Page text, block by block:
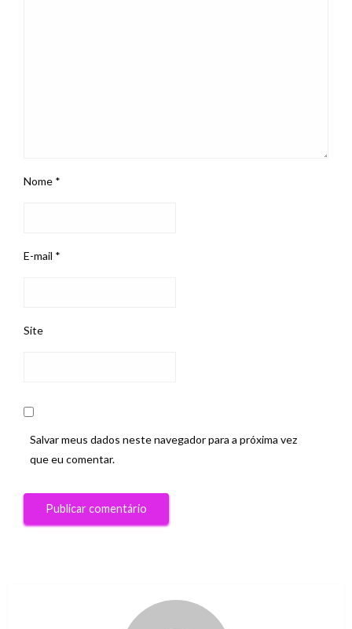
Nome *
E-mail *
Site
Salvar meus dados neste navegador para a próxima vez
que eu comentar.